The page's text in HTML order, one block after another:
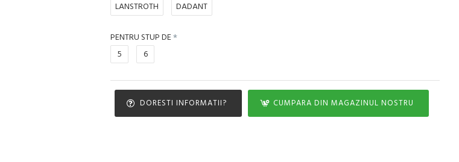
LANSTROTH
DADANT
PENTRU STUP DE
5
6
DORESTI INFORMATII? CUMPARA DIN MAGAZINUL NOSTRU